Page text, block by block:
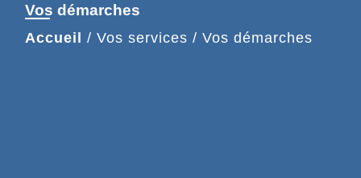
Vos démarches
Accueil / Vos services / Vos démarches